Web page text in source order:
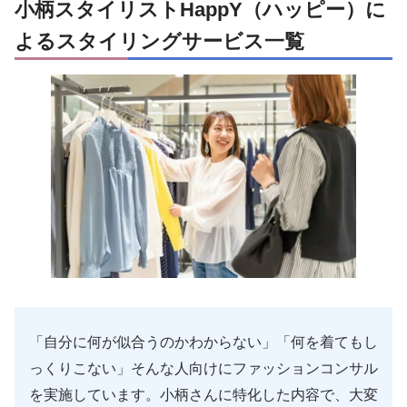
小柄スタイリストHappY（ハッピー）に
よるスタイリングサービス一覧
「自分に何が似合うのかわからない」「何を着てもし
っくりこない」そんな人向けにファッションコンサル
を実施しています。小柄さんに特化した内容で、大変